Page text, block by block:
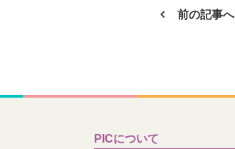
前の記事へ
PICについて